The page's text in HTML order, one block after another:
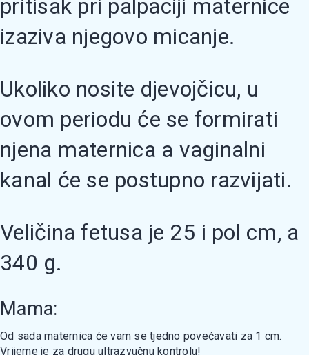
pritisak pri palpaciji maternice
izaziva njegovo micanje.
Ukoliko nosite djevojčicu, u
ovom periodu će se formirati
njena maternica a vaginalni
kanal će se postupno razvijati.
Veličina fetusa je 25 i pol cm, a
340 g.
Mama:
Od sada maternica će vam se tjedno povećavati za 1 cm.
Vrijeme je za drugu ultrazvučnu kontrolu!